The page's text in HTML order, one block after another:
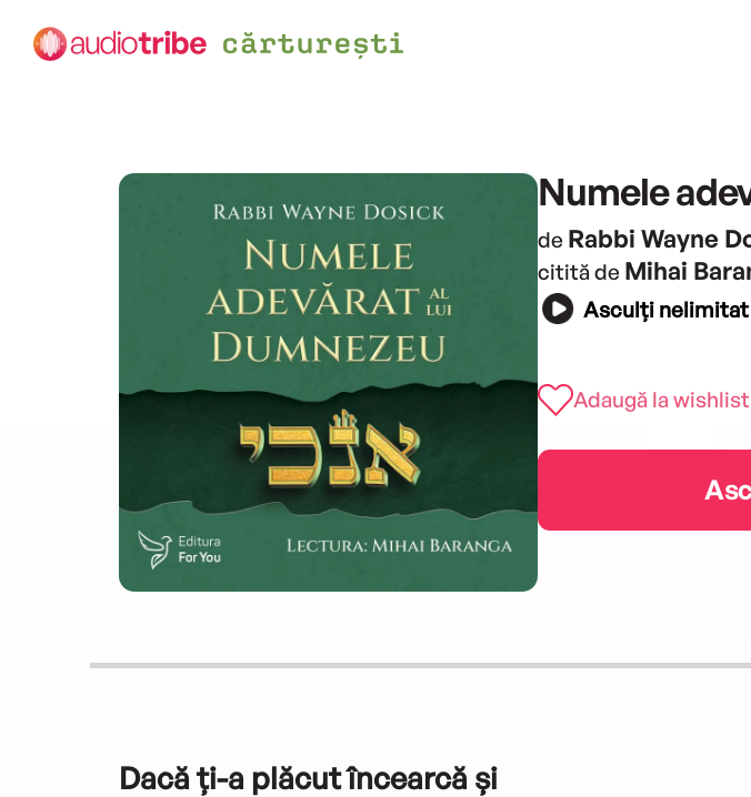
Numele
de Rabbi Wayne
citită de Mihai
Asculți nelimitat
Adaugă la wishlist
Dacă ți-a plăcut încearcă și